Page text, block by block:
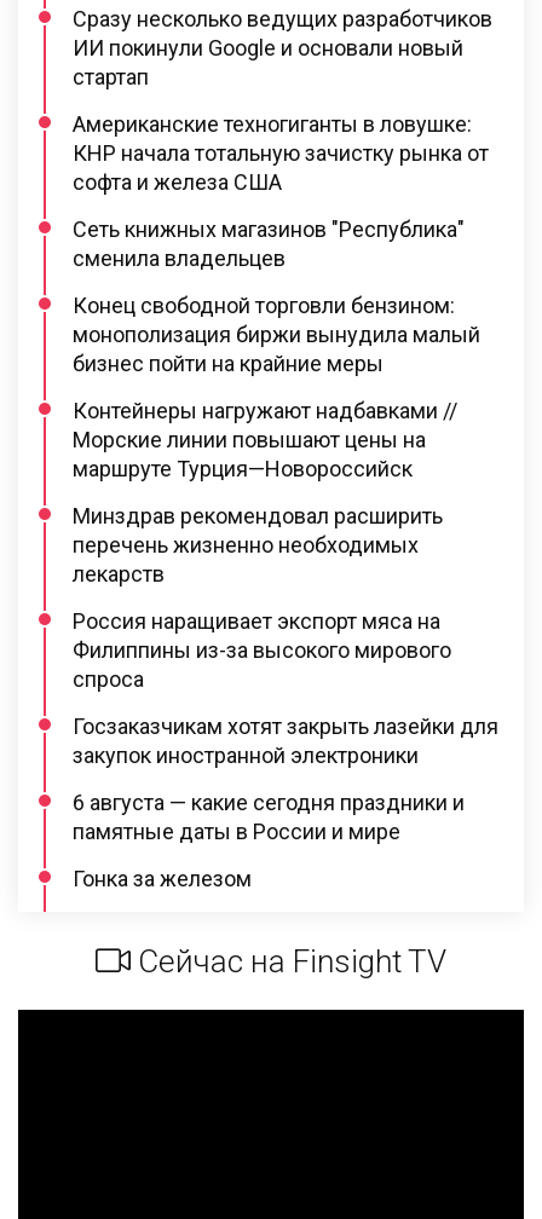
Сразу несколько ведущих разработчиков
ИИ покинули Google и основали новый
стартап
Американские техногиганты в ловушке:
КНР начала тотальную зачистку рынка от
софта и железа США
Сеть книжных магазинов "Республика"
сменила владельцев
Конец свободной торговли бензином:
монополизация биржи вынудила малый
бизнес пойти на крайние меры
Контейнеры нагружают надбавками //
Морские линии повышают цены на
маршруте Турция—Новороссийск
Минздрав рекомендовал расширить
перечень жизненно необходимых
лекарств
Россия наращивает экспорт мяса на
Филиппины из-за высокого мирового
спроса
Госзаказчикам хотят закрыть лазейки для
закупок иностранной электроники
6 августа — какие сегодня праздники и
памятные даты в России и мире
Гонка за железом
Сейчас на Finsight TV